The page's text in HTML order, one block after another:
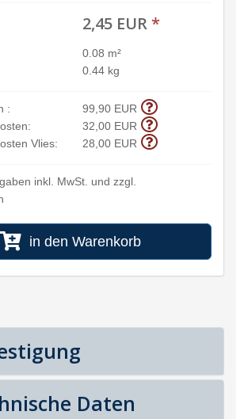
2,45 EUR*
0.08 m²
0.44 kg
:
99,90 EUR
32,00 EUR
Vlies:
28,00 EUR
inkl. MwSt. und zzgl.
in den Warenkorb
Daten